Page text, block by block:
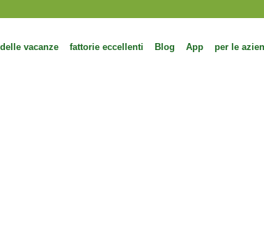
vacanze fattorie eccellenti Blog App per le